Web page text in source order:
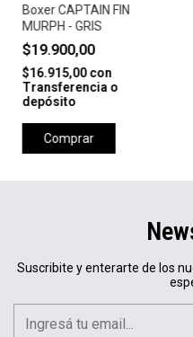
Boxer CAPTAIN FIN
MURPH - GRIS
$19.900,00
$16.915,00con
Transferencia o
depósito
Comprar
Suscribite y enterarte de los